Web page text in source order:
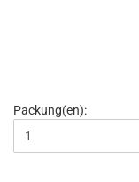
Packung(en):